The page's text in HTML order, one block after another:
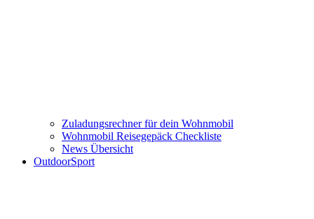
Zuladungsrechner für dein Wohnmobil
Wohnmobil Reisegepäck Checkliste
News Übersicht
OutdoorSport